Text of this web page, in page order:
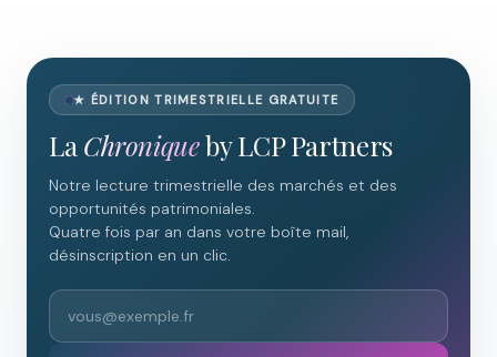
★ ÉDITION TRIMESTRIELLE GRATUITE
La Chroniqueby LCP Partners
Notre lecture trimestrielle des marchés et des
opportunités patrimoniales.
Quatre fois par an dans votre boîte mail,
désinscription en un clic.